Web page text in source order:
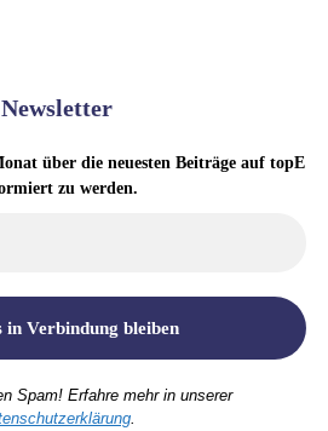
Newsletter
über die neuesten Beiträge auf topE
zu werden.
Spam! Erfahre mehr in unserer